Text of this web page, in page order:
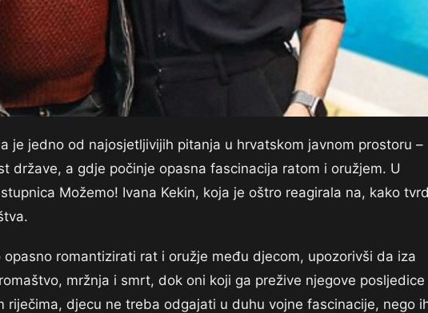
je jedno od najosjetljivijih pitanja u hrvatskom javnom prostoru –
države, a gdje počinje opasna fascinacija ratom i oružjem. U
Možemo! Ivana Kekin, koja je oštro reagirala na, kako
romantizirati rat i oružje među djecom, upozorivši da iza
mržnja i smrt, dok oni koji ga prežive njegove posljedice
riječima, djecu ne treba odgajati u duhu vojne fascinacije, nego